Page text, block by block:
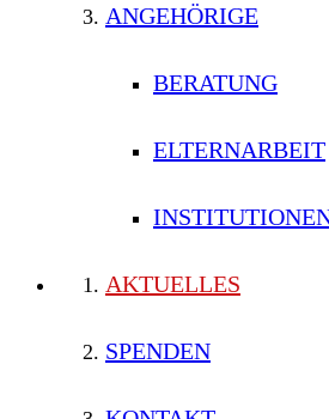
ANGEHÖRIGE
BERATUNG
ELTERNARBEIT
AKTUELLES
SPENDEN